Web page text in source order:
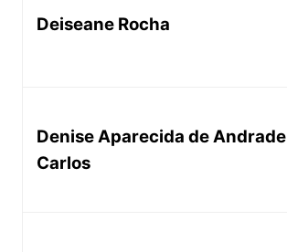
Deiseane Rocha
Denise Aparecida de Andrade
Carlos